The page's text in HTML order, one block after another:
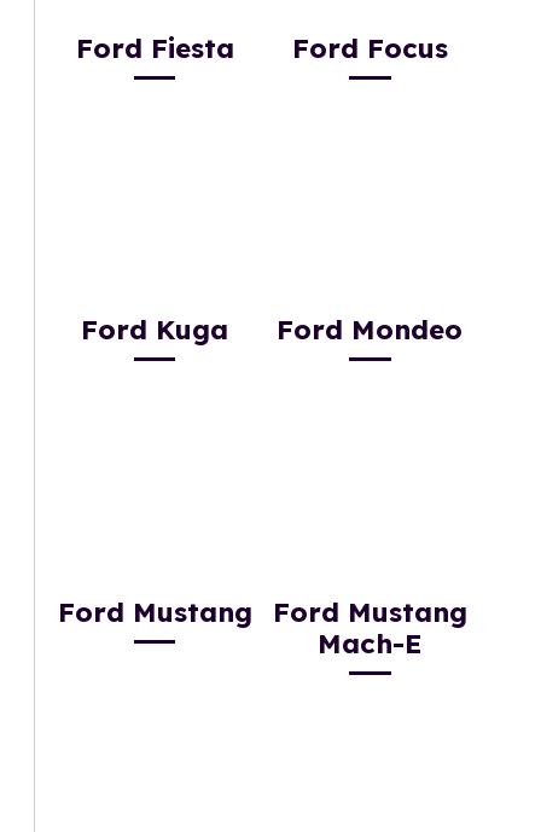
Ford Fiesta Ford Focus
Ford Kuga Ford Mondeo
Ford Mustang
Ford Mustang
Mach-E